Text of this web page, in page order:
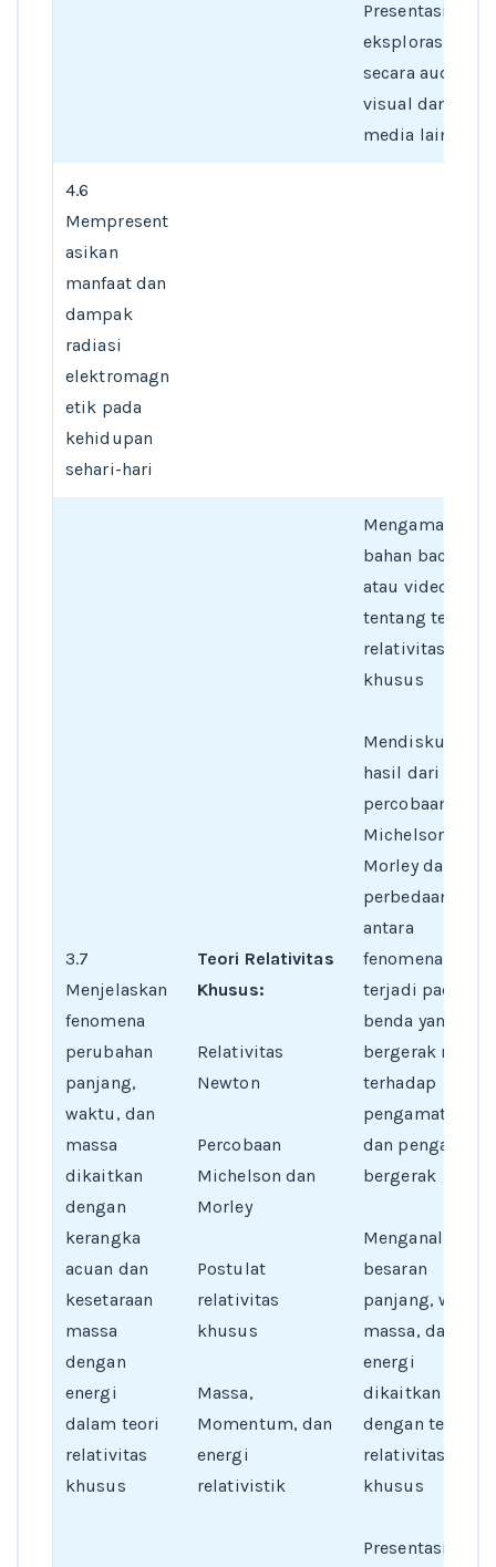
Presentasi hasil
eksplorasi
secara audio
visual dan/atau
media lain
4.6
Mempresent
asikan
manfaat dan
dampak
radiasi
elektromagn
etik pada
kehidupan
sehari-hari
3.7
Menjelaskan
fenomena
perubahan
panjang,
waktu, dan
massa
dikaitkan
dengan
kerangka
acuan dan
kesetaraan
massa
dengan
energi
dalam teori
relativitas
khusus
Teori Relativitas
Khusus:
Relativitas
Newton
Percobaan
Michelson dan
Morley
Postulat
relativitas
khusus
Massa,
Momentum, dan
energi
relativistik
Mengamati
bahan bacaan
atau video
tentang teori
relativitas
khusus
Mendiskusikan
hasil dari
percobaan
Michelson-
Morley dan
perbedaan
antara
fenomena yang
terjadi pada
benda yang
bergerak relatif
terhadap
pengamat diam
dan pengamat
bergerak
Menganalisis
besaran
panjang, waktu,
massa, dan
energi
dikaitkan
dengan teori
relativitas
khusus
Presentasi hasil